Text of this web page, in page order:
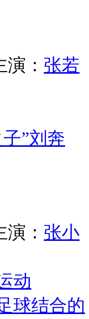
演： 张若
”刘奔
演： 张小
动
球结合的